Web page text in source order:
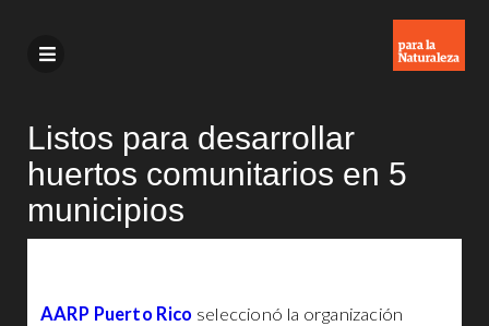
Listos para desarrollar
huertos comunitarios en 5
municipios
AARP Puerto Rico seleccionó la organización